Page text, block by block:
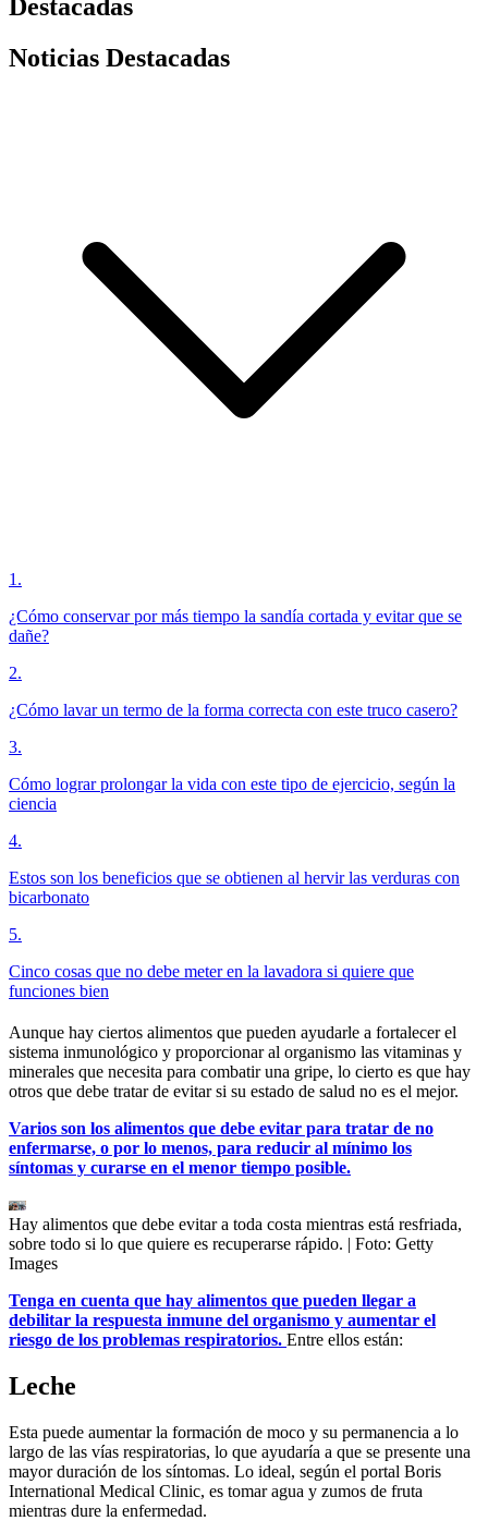
Destacadas
Noticias Destacadas
1 .
¿Cómo conservar por más tiempo la sandía cortada y evitar que se
dañe?
2.
¿Cómo lavar un termo de la forma correcta con este truco casero?
3.
Cómo lograr prolongar la vida con este tipo de ejercicio, según la
ciencia
4.
Estos son los beneficios que se obtienen al hervir las verduras con
bicarbonato
5.
Cinco cosas que no debe meter en la lavadora si quiere que
funciones bien
Aunque hay ciertos alimentos que pueden ayudarle a fortalecer el
sistema inmunológico y proporcionar al organismo las vitaminas y
minerales que necesita para combatir una gripe, lo cierto es que hay
otros que debe tratar de evitar si su estado de salud no es el mejor.
Varios son los alimentos que debe evitar para tratar de no
enfermarse, o por lo menos, para reducir al mínimo los
síntomas y curarse en el menor tiempo posible.
Hay alimentos que debe evitar a toda costa mientras está resfriada,
sobre todo si lo que quiere es recuperarse rápido. | Foto: Getty
Images
Tenga en cuenta que hay alimentos que pueden llegar a
debilitar la respuesta inmune del organismo y aumentar el
riesgo de los problemas respiratorios. Entre ellos están:
Leche
Esta puede aumentar la formación de moco y su permanencia a lo
largo de las vías respiratorias, lo que ayudaría a que se presente una
mayor duración de los síntomas. Lo ideal, según el portal Boris
International Medical Clinic, es tomar agua y zumos de fruta
mientras dure la enfermedad.